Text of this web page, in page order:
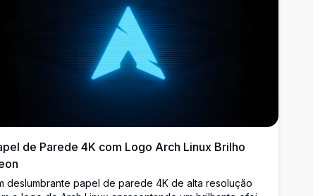
de Parede 4K com Logo Arch Linux Brilho
deslumbrante papel de parede 4K de alta resolução